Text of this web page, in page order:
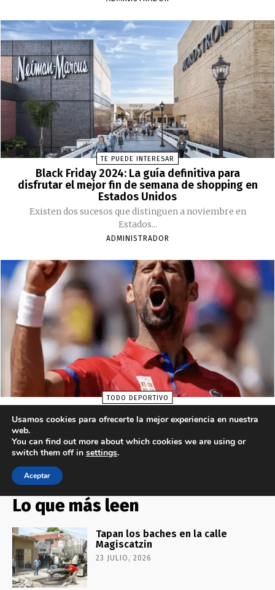
Lo que más leen
Tapan los baches en la calle
Magiscatzin
23 JULIO, 2026